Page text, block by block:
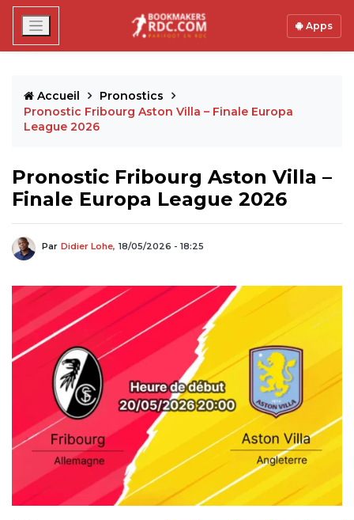
Apps
Accueil
Pronostics
Pronostic Fribourg Aston Villa – Finale Europa
League 2026
Pronostic Fribourg Aston Villa –
Finale Europa League 2026
Par Didier Lohe, 18/05/2026 - 18:25